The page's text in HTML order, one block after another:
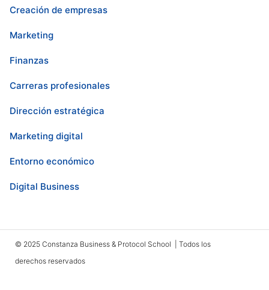
Creación de empresas
Marketing
Finanzas
Carreras profesionales
Dirección estratégica
Marketing digital
Entorno económico
Digital Business
© 2025 Constanza Business & Protocol School | Todos los
derechos reservados